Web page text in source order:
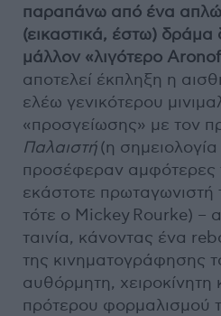
παραπάνω από ένα
(εικαστικά, έστω) δράμα
μάλλον «λιγότερο
αποτελεί έκπληξη η
ελέω γενικότερου
«προσγείωσης» με τον
Παλαιστή(η
προσέφεραν αμφότερες
εκάστοτε πρωταγωνιστή
τότε ο Mickey Rourke) –
ταινία, κάνοντας ένα
της κινηματογράφησης
αυθόρμητη, χειροκίνητη
πρότερου φορμαλισμού